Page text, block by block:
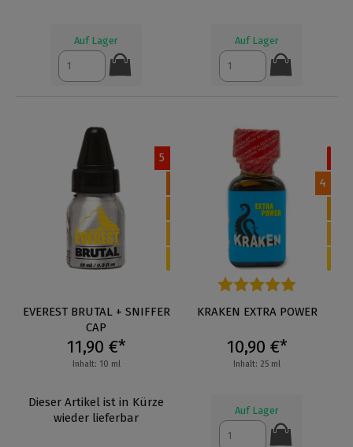
Auf Lager Auf Lager
5
EVEREST BRUTAL + SNIFFER
CAP
11,90 €*
Inhalt: 10 ml
Dieser Artikel ist in Kürze
wieder lieferbar
4
Durchschnittliche
KRAKEN EXTRA POWER
10,90 €*
Inhalt: 25 ml
Auf Lager